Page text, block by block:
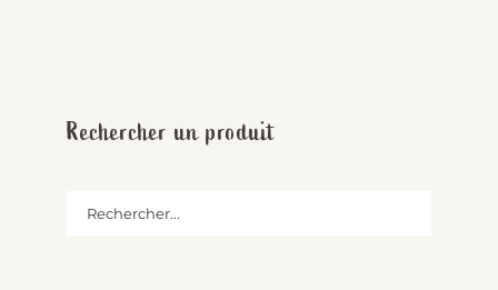
Rechercher un produit